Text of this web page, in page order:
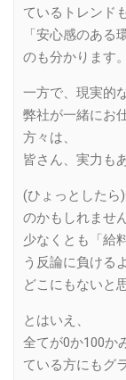
ているトレンド
「安心感のあ
のも分かります。
一方で、現実的
弊社が一緒にお
方々は、
皆さん、実力も
(ひょっとしたら
のかもしれませ
少なくとも「給
う反論に負ける
どこにもないと
とはいえ、
全てが0か100か
ている方にもグ